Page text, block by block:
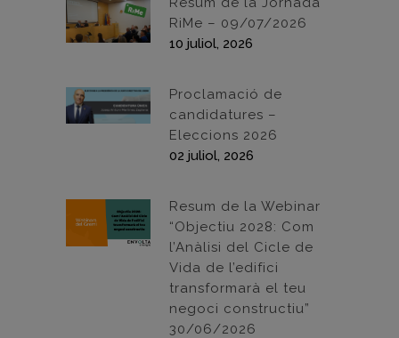
RiMe – 09/07/2026
10 juliol, 2026
Proclamació de
candidatures –
Eleccions 2026
02 juliol, 2026
Resum de la Webinar
“Objectiu 2028: Com
l’Anàlisi del Cicle de
Vida de l’edifici
transformarà el teu
negoci constructiu”
30/06/2026